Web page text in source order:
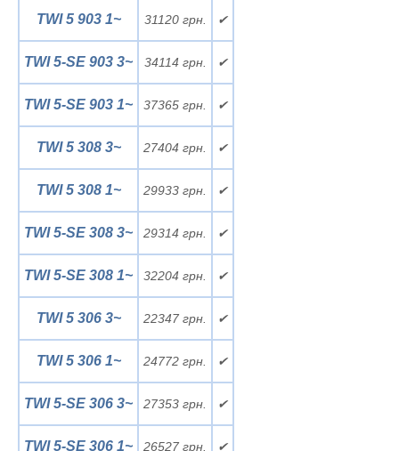
TWI 5 903 1~ 31120 грн. ✔
TWI 5-SE 903 3~ 34114 грн. ✔
TWI 5-SE 903 1~ 37365 грн. ✔
TWI 5 308 3~ 27404 грн. ✔
TWI 5 308 1~ 29933 грн. ✔
TWI 5-SE 308 3~ 29314 грн. ✔
TWI 5-SE 308 1~ 32204 грн. ✔
TWI 5 306 3~ 22347 грн. ✔
TWI 5 306 1~ 24772 грн. ✔
TWI 5-SE 306 3~ 27353 грн. ✔
TWI 5-SE 306 1~ 26527 грн. ✔